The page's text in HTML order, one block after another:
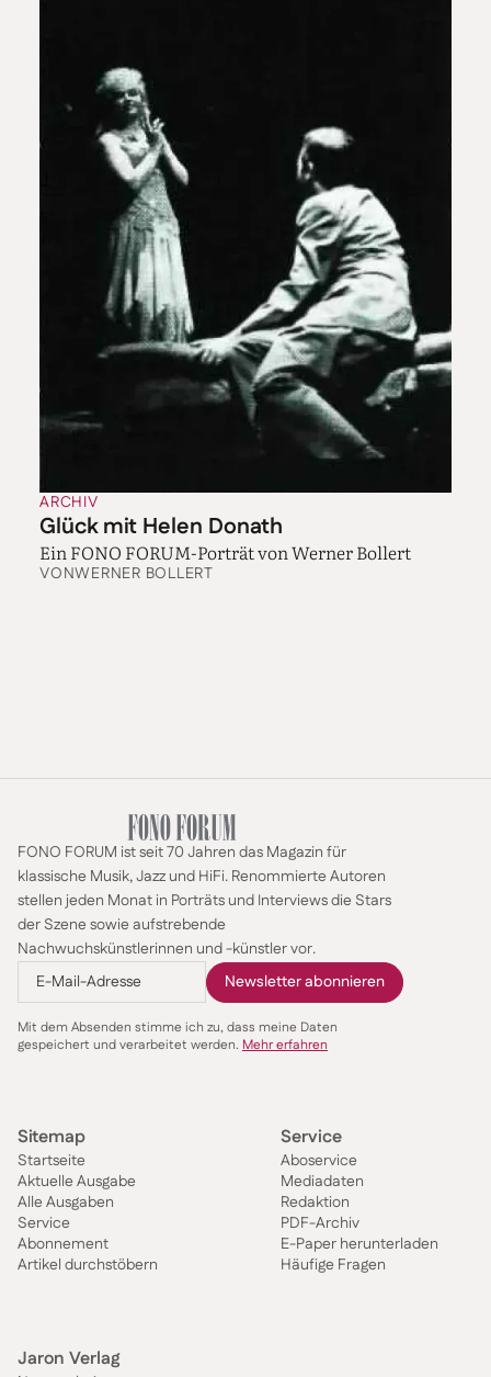
ARCHIV
Glück mit Helen Donath
Ein FONO FORUM-Porträt von Werner Bollert
VONWERNER BOLLERT
FONO FORUM ist seit 70 Jahren das Magazin für
klassische Musik, Jazz und HiFi. Renommierte Autoren
stellen jeden Monat in Porträts und Interviews die Stars
der Szene sowie aufstrebende
Nachwuchskünstlerinnen und -künstler vor.
Mit dem Absenden stimme ich zu, dass meine Daten
gespeichert und verarbeitet werden. Mehr erfahren
Sitemap
Startseite
Aktuelle Ausgabe
Alle Ausgaben
Service
Abonnement
Artikel durchstöbern
Service
Aboservice
Mediadaten
Redaktion
PDF-Archiv
E-Paper herunterladen
Häufige Fragen
Jaron Verlag